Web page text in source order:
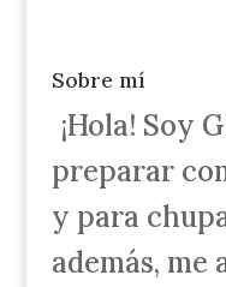
Sobre mí
¡Hola! Soy
preparar
y para
además,